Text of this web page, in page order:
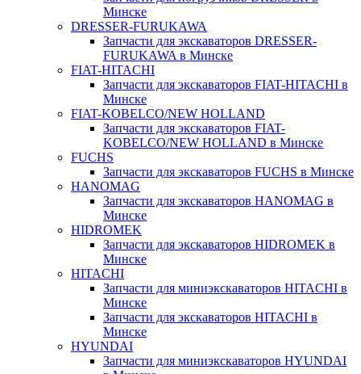
Минске
DRESSER-FURUKAWA
Запчасти для экскаваторов DRESSER-
FURUKAWA в Минске
FIAT-HITACHI
Запчасти для экскаваторов FIAT-HITACHI в
Минске
FIAT-KOBELCO/NEW HOLLAND
Запчасти для экскаваторов FIAT-
KOBELCO/NEW HOLLAND в Минске
FUCHS
Запчасти для экскаваторов FUCHS в Минске
HANOMAG
Запчасти для экскаваторов HANOMAG в
Минске
HIDROMEK
Запчасти для экскаваторов HIDROMEK в
Минске
HITACHI
Запчасти для миниэкскаваторов HITACHI в
Минске
Запчасти для экскаваторов HITACHI в
Минске
HYUNDAI
Запчасти для миниэкскаваторов HYUNDAI